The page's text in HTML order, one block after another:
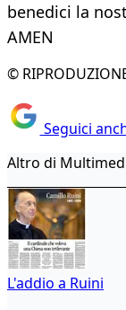
benedici la
AMEN
©
Seguici
Altro di
L'addio a Ruini